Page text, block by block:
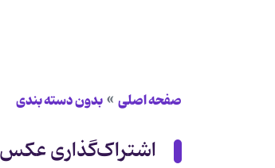
صفحه اصلی بدون دسته بندی
اشتراک‌گذاری